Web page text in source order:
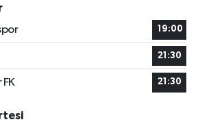
19:00
21:30
21:30